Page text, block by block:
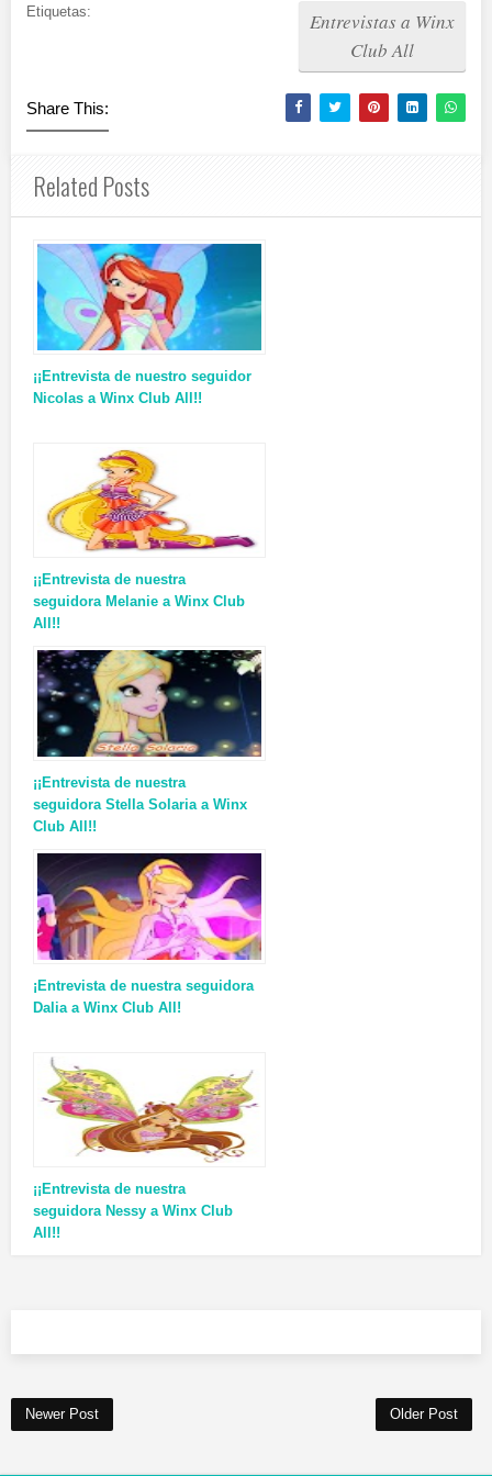
Etiquetas:
Entrevistas a Winx
Club All
Share This:
Related Posts
¡¡Entrevista de nuestro seguidor
Nicolas a Winx Club All!!
¡¡Entrevista de nuestra
seguidora Melanie a Winx Club
All!!
¡¡Entrevista de nuestra
seguidora Stella Solaria a Winx
Club All!!
¡Entrevista de nuestra seguidora
Dalia a Winx Club All!
¡¡Entrevista de nuestra
seguidora Nessy a Winx Club
All!!
Newer Post Older Post